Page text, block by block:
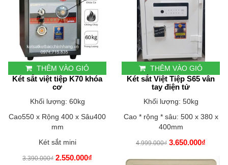
THÊM VÀO GIỎ
Két sắt việt tiệp K70 khóa
cơ
Khối lượng: 60kg
Cao550 x Rộng 400 x Sâu400
mm
Két sắt mini
3.390.000₫ 2.550.000₫
THÊM VÀO GIỎ
Két sắt Việt Tiệp S65 vân
tay điện tử
Khối lượng: 50kg
Cao * rộng * sâu: 500 x 380 x
400mm
4.999.000₫ 3.650.000₫